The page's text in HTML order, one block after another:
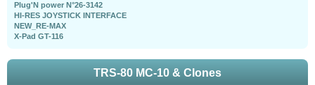
Plug'N power N°26-3142
HI-RES JOYSTICK INTERFACE
NEW_RE-MAX
X-Pad GT-116
TRS-80 MC-10 & Clones